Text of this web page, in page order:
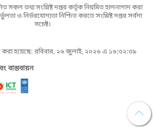
সেবা সংক্রান্ত
সকল তথ্য সংশ্লিষ্ট দপ্তর কর্তৃক নিয়মিত হালনাগাদ করা
ও নির্ভরযোগ্যতা নিশ্চিত করতে সংশ্লিষ্ট দপ্তর সর্বদা
সচেষ্ট।
করা হয়েছে: রবিবার, ২৬ জুলাই, ২০২৬ এ ১৬:৩২:৩৯
বাস্তবায়ন